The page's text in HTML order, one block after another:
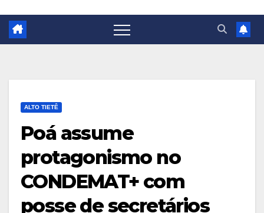
ALTO TIETÊ
Poá assume
protagonismo no
CONDEMAT+ com
posse de secretários